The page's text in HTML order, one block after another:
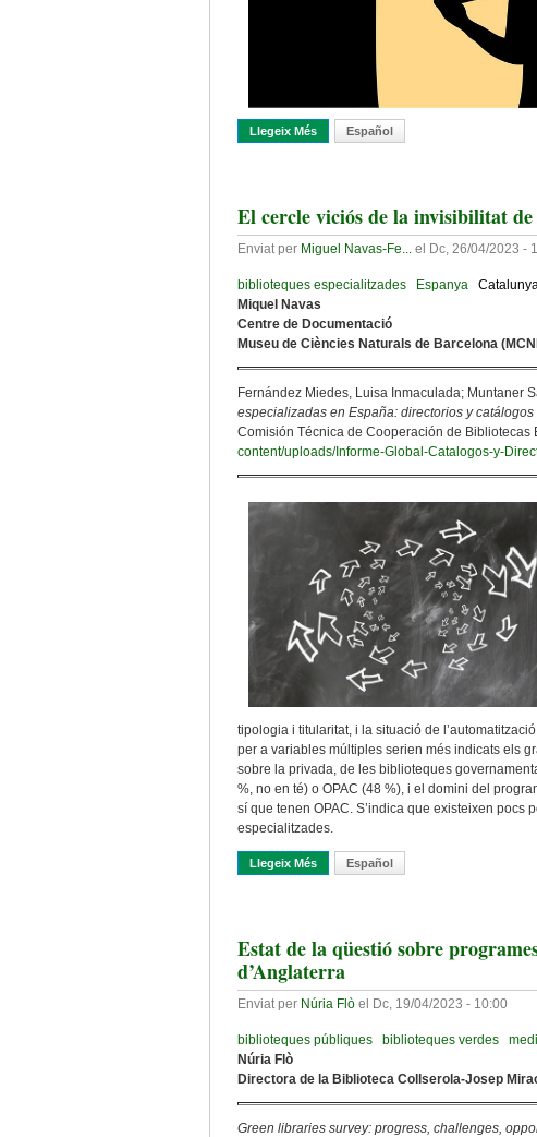
Llegeix Més Sobre El «Pla Nacional Del Llibre I La
Español
El cercle viciós de la invisibilitat
Enviat per Miguel Navas-Fe... el Dc, 26/04/2023 -
biblioteques especialitzades Espanya
Miquel Navas
Centre de Documentació
Museu de Ciències Naturals de Barcelona
Fernández Miedes, Luisa Inmaculada; Muntaner
especializadas en España: directorios y
Comisión Técnica de Cooperación de Bibliotecas
content/uploads/Informe-Global-Catalogos-y-
tipologia i titularitat, i la situació de
per a variables múltiples serien més indicats els
sobre la privada, de les biblioteques
%, no en té) o OPAC (48 %), i el domini del
sí que tenen OPAC. S’indica que existeixen
especialitzades.
Llegeix Més Sobre El Cercle Viciós De La
Español
Estat de la qüestió sobre
d’Anglaterra
Enviat per Núria Flò el Dc, 19/04/2023 - 10:00
biblioteques públiques biblioteques verdes
Núria Flò
Directora de la Biblioteca Collserola-Josep
Green libraries survey: progress, challenges,